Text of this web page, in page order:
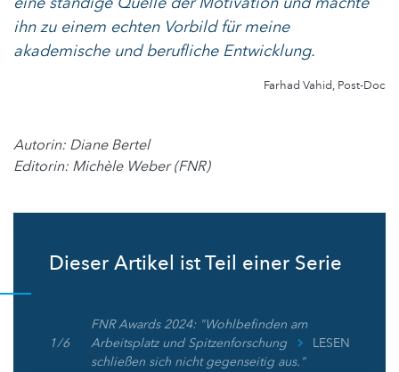
ihn zu einem echten Vorbild für meine
akademische und berufliche Entwicklung.
Farhad Vahid, Post-Doc
Autorin: Diane Bertel
Editorin: Michèle Weber (FNR)
Dieser Artikel ist Teil einer Serie
1 / 6
FNR Awards 2024: "Wohlbefinden am
Arbeitsplatz und Spitzenforschung
schließen sich nicht gegenseitig aus."
LESEN